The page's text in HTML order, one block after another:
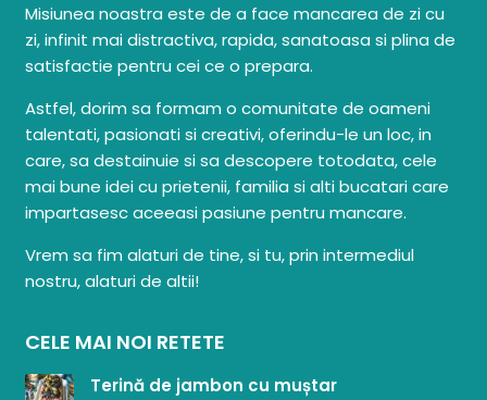
Misiunea noastra este de a face mancarea de zi cu
zi, infinit mai distractiva, rapida, sanatoasa si plina de
satisfactie pentru cei ce o prepara.
Astfel, dorim sa formam o comunitate de oameni
talentati, pasionati si creativi, oferindu-le un loc, in
care, sa destainuie si sa descopere totodata, cele
mai bune idei cu prietenii, familia si alti bucatari care
impartasesc aceeasi pasiune pentru mancare.
Vrem sa fim alaturi de tine, si tu, prin intermediul
nostru, alaturi de altii!
CELE MAI NOI RETETE
Terină de jambon cu muștar